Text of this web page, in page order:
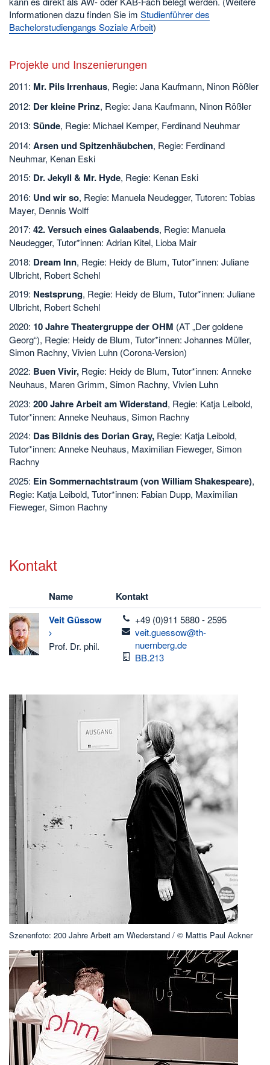
Informationen dazu finden Sie im Studienführer des
Bachelorstudiengangs Soziale Arbeit)
Projekte und Inszenierungen
2011: Mr. Pils Irrenhaus, Regie: Jana Kaufmann, Ninon Rößler
2012: Der kleine Prinz, Regie: Jana Kaufmann, Ninon Rößler
2013: Sünde, Regie: Michael Kemper, Ferdinand Neuhmar
2014: Arsen und Spitzenhäubchen, Regie: Ferdinand
Neuhmar, Kenan Eski
2015: Dr. Jekyll & Mr. Hyde, Regie: Kenan Eski
2016: Und wir so, Regie: Manuela Neudegger, Tutoren: Tobias
Mayer, Dennis Wolff
2017: 42. Versuch eines Galaabends, Regie: Manuela
Neudegger, Tutor*innen: Adrian Kitel, Lioba Mair
2018: Dream Inn, Regie: Heidy de Blum, Tutor*innen: Juliane
Ulbricht, Robert Schehl
2019: Nestsprung, Regie: Heidy de Blum, Tutor*innen: Juliane
Ulbricht, Robert Schehl
2020: 10 Jahre Theatergruppe der OHM (AT „Der goldene
Georg“), Regie: Heidy de Blum, Tutor*innen: Johannes Müller,
Simon Rachny, Vivien Luhn (Corona-Version)
2022: Buen Vivir, Regie: Heidy de Blum, Tutor*innen: Anneke
Neuhaus, Maren Grimm, Simon Rachny, Vivien Luhn
2023: 200 Jahre Arbeit am Widerstand, Regie: Katja Leibold,
Tutor*innen: Anneke Neuhaus, Simon Rachny
2024: Das Bildnis des Dorian Gray, Regie: Katja Leibold,
Tutor*innen: Anneke Neuhaus, Maximilian Fieweger, Simon
Rachny
2025: Ein Sommernachtstraum (von William Shakespeare),
Regie: Katja Leibold, Tutor*innen: Fabian Dupp, Maximilian
Fieweger, Simon Rachny
Kontakt
Name
Kontakt
VeitGüssow
Prof. Dr. phil.
telefon
+49 (0)911 5880 - 2595
email
veit.guessow@th-
nuernberg.de
Raum
BB.213
Szenenfoto: 200 Jahre Arbeit am Wiederstand / © Mattis Paul Ackner